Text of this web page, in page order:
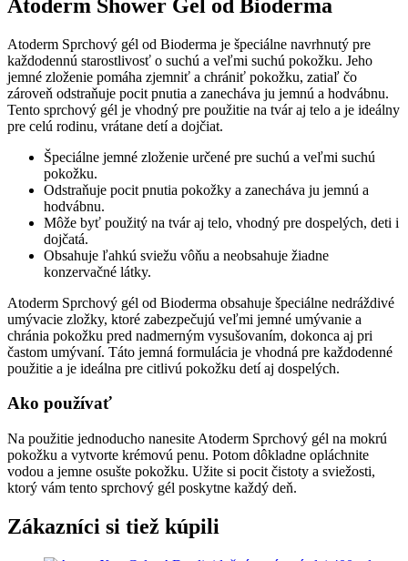
Atoderm Shower Gel od Bioderma
Atoderm Sprchový gél od Bioderma je špeciálne navrhnutý pre
každodennú starostlivosť o suchú a veľmi suchú pokožku. Jeho
jemné zloženie pomáha zjemniť a chrániť pokožku, zatiaľ čo
zároveň odstraňuje pocit pnutia a zanecháva ju jemnú a hodvábnu.
Tento sprchový gél je vhodný pre použitie na tvár aj telo a je ideálny
pre celú rodinu, vrátane detí a dojčiat.
Špeciálne jemné zloženie určené pre suchú a veľmi suchú
pokožku.
Odstraňuje pocit pnutia pokožky a zanecháva ju jemnú a
hodvábnu.
Môže byť použitý na tvár aj telo, vhodný pre dospelých, deti i
dojčatá.
Obsahuje ľahkú sviežu vôňu a neobsahuje žiadne
konzervačné látky.
Atoderm Sprchový gél od Bioderma obsahuje špeciálne nedráždivé
umývacie zložky, ktoré zabezpečujú veľmi jemné umývanie a
chránia pokožku pred nadmerným vysušovaním, dokonca aj pri
častom umývaní. Táto jemná formulácia je vhodná pre každodenné
použitie a je ideálna pre citlivú pokožku detí aj dospelých.
Ako používať
Na použitie jednoducho nanesite Atoderm Sprchový gél na mokrú
pokožku a vytvorte krémovú penu. Potom dôkladne opláchnite
vodou a jemne osušte pokožku. Užite si pocit čistoty a sviežosti,
ktorý vám tento sprchový gél poskytne každý deň.
Zákazníci si tiež kúpili